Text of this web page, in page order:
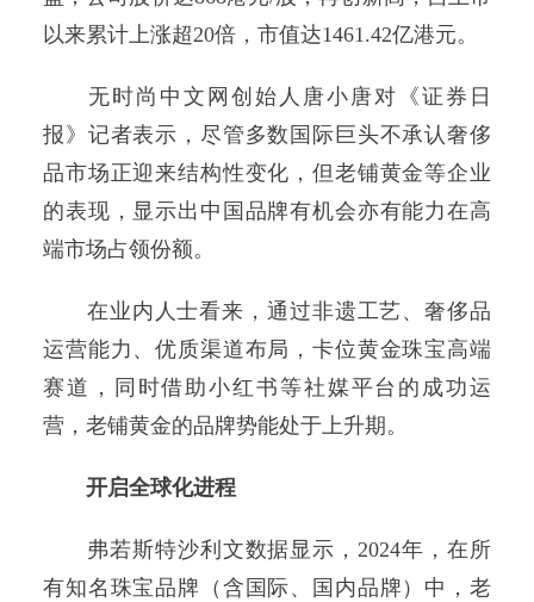
以来累计上涨超20倍，市值达1461.42亿港元。
无时尚中文网创始人唐小唐对《证券日
报》记者表示，尽管多数国际巨头不承认奢侈
品市场正迎来结构性变化，但老铺黄金等企业
的表现，显示出中国品牌有机会亦有能力在高
端市场占领份额。
在业内人士看来，通过非遗工艺、奢侈品
运营能力、优质渠道布局，卡位黄金珠宝高端
赛道，同时借助小红书等社媒平台的成功运
营，老铺黄金的品牌势能处于上升期。
开启全球化进程
弗若斯特沙利文数据显示，2024年，在所
有知名珠宝品牌（含国际、国内品牌）中，老